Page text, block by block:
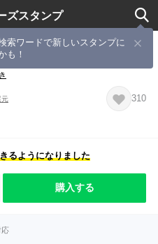
ズスタンプ
索ワードで新しいスタンプに
も！
悪めな毒舌名画
元 310
るようになりました
購入する
応